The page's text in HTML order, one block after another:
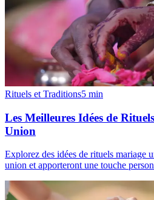
Rituels et Traditions5 min
Les Meilleures Idées de
Union
Explorez des idées de rituels mariage
union et apporteront une touche